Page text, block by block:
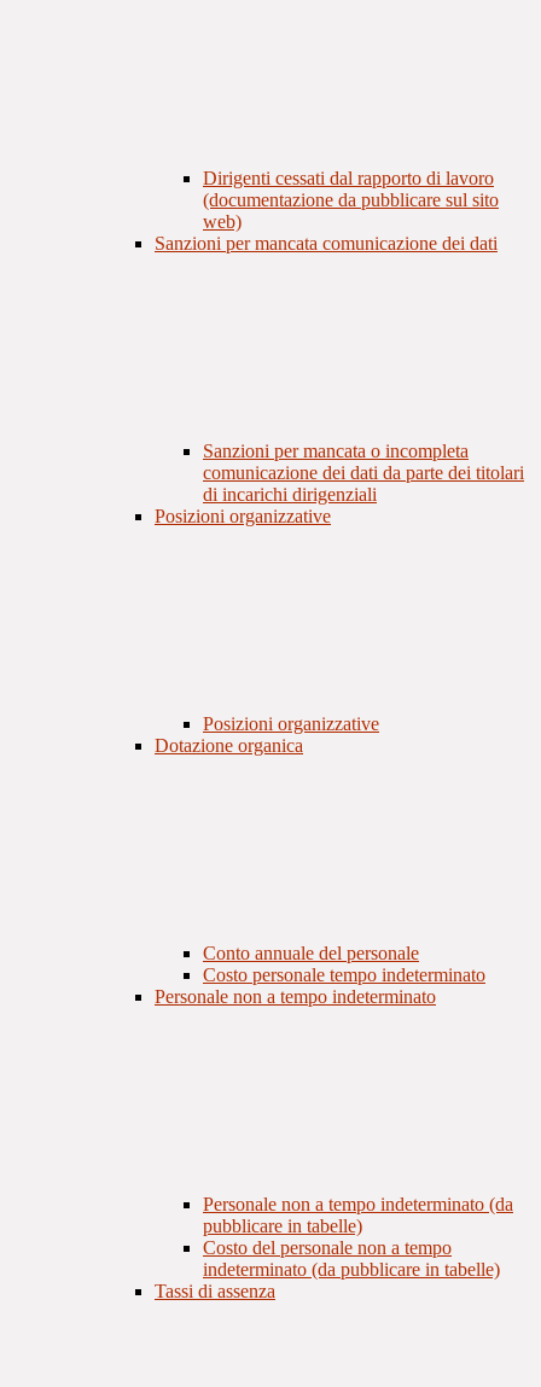
Dirigenti cessati dal rapporto di lavoro
(documentazione da pubblicare sul sito
web)
Sanzioni per mancata comunicazione dei dati
Sanzioni per mancata o incompleta
comunicazione dei dati da parte dei titolari
di incarichi dirigenziali
Posizioni organizzative
Posizioni organizzative
Dotazione organica
Conto annuale del personale
Costo personale tempo indeterminato
Personale non a tempo indeterminato
Personale non a tempo indeterminato (da
pubblicare in tabelle)
Costo del personale non a tempo
indeterminato (da pubblicare in tabelle)
Tassi di assenza